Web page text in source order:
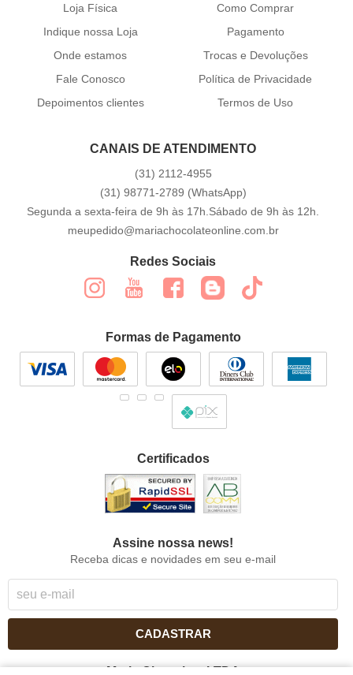
Loja Física
Indique nossa Loja
Onde estamos
Fale Conosco
Depoimentos clientes
Como Comprar
Pagamento
Trocas e Devoluções
Política de Privacidade
Termos de Uso
CANAIS DE ATENDIMENTO
(31) 2112-4955
(31) 98771-2789 (WhatsApp)
Segunda a sexta-feira de 9h às 17h.Sábado de 9h às 12h.
meupedido@mariachocolateonline.com.br
Redes Sociais
Formas de Pagamento
Certificados
Assine nossa news!
Receba dicas e novidades em seu e-mail
CADASTRAR
Maria Chocolate LTDA